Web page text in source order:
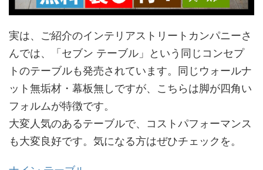
実は、ご紹介のインテリアストリートカンパニーさ
んでは、「セブン テーブル」という同じコンセプ
トのテーブルも発売されています。同じウォールナ
ット無垢材・幕板無しですが、こちらは脚が四角い
フォルムが特徴です。
大変人気のあるテーブルで、コストパフォーマンス
も大変良好です。気になる方はぜひチェックを。